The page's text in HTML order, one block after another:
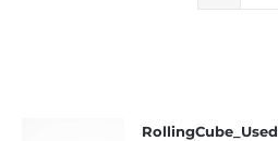
RollingCube_Used